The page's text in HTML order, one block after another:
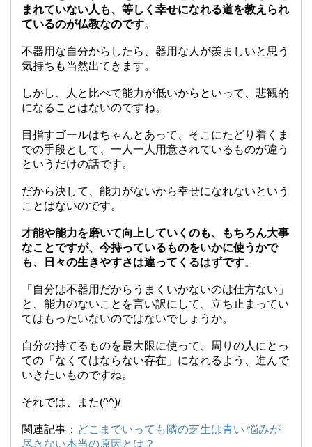
まれていない人も、等しく幸せになれる道を教えられ
ているのが仏教なのです。
不器用な自分からしたら、器用な人が羨ましいと思う
気持ちも当然出てきます。
しかし、人と比べて能力が低いからといって、悲観的
になることはないのですね。
目指すゴールはちゃんとあって、そこにたどり着くま
での手段として、一人一人用意されているものが違う
というだけの話です。
だから決して、能力がないから幸せになれないという
ことはないのです。
才能や能力を磨いて向上していくのも、もちろん大事
なことですが、今持っているものをいかに使うかで
も、日々の生きやすさは違ってくるはずです。
「自分は不器用だからうまくいかないのは仕方ない」
と、能力のないことを言い訳にして、立ち止まってい
てはもったいないのではないでしょうか。
自分の持てるものを最大限に使って、周りの人にとっ
ての「なくてはならない存在」になれるよう、進んで
いきたいものですね。
それでは、また(^^)/
関連記事： どこまでいっても隣の芝生は青い 悩みが
尽きない本当の原因とは？